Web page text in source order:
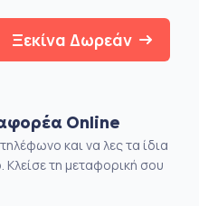
Ξεκίνα Δωρεάν
Online
και να λες τα ίδια
Κλείσε τη μεταφορική σου